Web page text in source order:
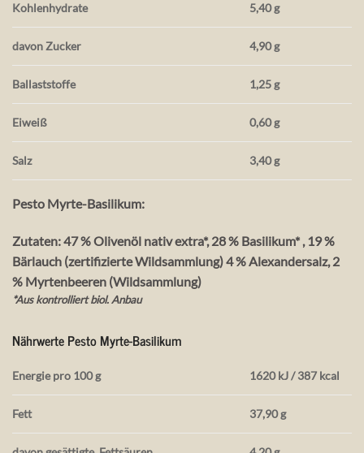
Kohlenhydrate 5,40 g
davon Zucker 4,90 g
Ballaststoffe 1,25 g
Eiweiß 0,60 g
Salz 3,40 g
Pesto Myrte-Basilikum:
Zutaten: 47 % Olivenöl nativ extra*, 28 % Basilikum* , 19 %
Bärlauch (zertifizierte Wildsammlung) 4 % Alexandersalz, 2
% Myrtenbeeren (Wildsammlung)
*Aus kontrolliert biol. Anbau
Nährwerte Pesto Myrte-Basilikum
Energie pro 100 g 1620 kJ / 387 kcal
Fett 37,90 g